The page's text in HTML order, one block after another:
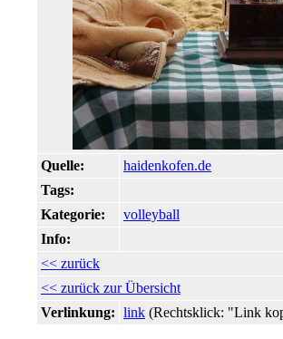
Quelle: haidenkofen.de
Tags:
Kategorie:
volleyball
Info:
<< zurück
<< zurück zur Übersicht
Verlinkung: link (Rechtsklick: "Link